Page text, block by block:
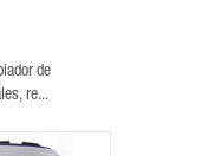
de
re...